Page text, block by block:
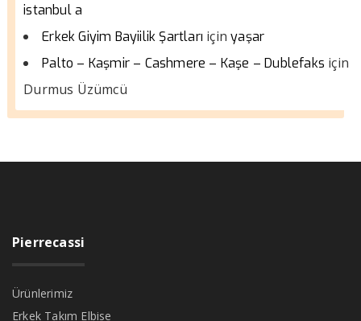
istanbul a
Erkek Giyim Bayiilik Şartları içinyaşar
Palto – Kaşmir – Cashmere – Kaşe – Dublefaks için
Durmus Üzümcü
Pierrecassi
Ürünlerimiz
Erkek Takım Elbise